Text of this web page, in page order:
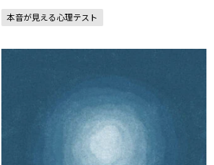
本音が見える心理テスト